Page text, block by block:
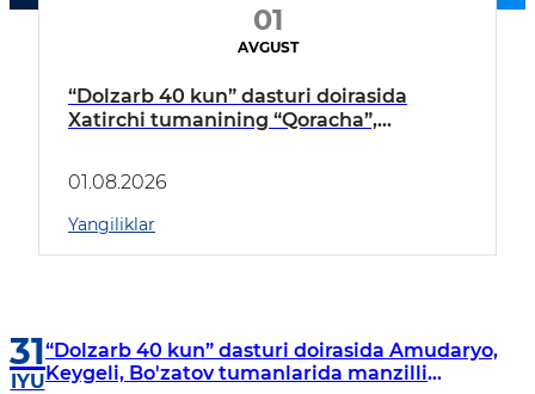
01
AVGUST
“Dolzarb 40 kun” dasturi doirasida
Xatirchi tumanining “Qoracha”,
borildi
01.08.2026
Yangiliklar
31
IYU
“Dolzarb 40 kun” dasturi doirasida Amudaryo,
Keygeli, Bo'zatov tumanlarida manzilli